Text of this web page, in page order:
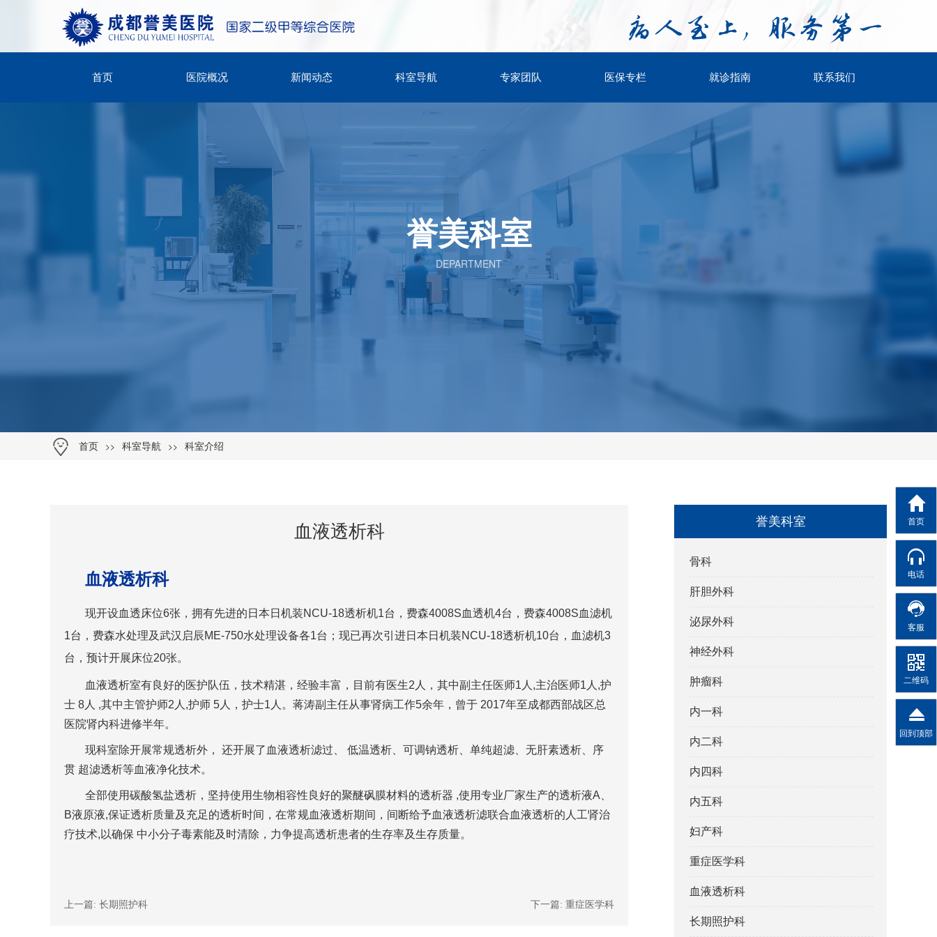
誉美科室
DEPARTMENT
首页 >> 科室导航 >> 科室介绍
血液透析科
血液透析科
现开设血透床位6张，拥有先进的日本日机装NCU-18透析机1台，费森4008S血透机4台，费森4008S血滤机
1台，费森水处理及武汉启辰ME-750水处理设备各1台；现已再次引进日本日机装NCU-18透析机10台，血滤机3
台，预计开展床位20张。
血液透析室有良好的医护队伍，技术精湛，经验丰富，目前有医生2 人，其中副主任医师1 人 ,主治医师1 人 ,护
士 8 人 ,其中主管护师2 人 ,护师 5 人，护士1 人。蒋涛副主任从事肾病工作5余年，曾于 2017年至成都西部战区总
医院肾内科进修半年。
现科室除开展常规透析外， 还开展了血液透析滤过、
低温透析、可调钠透析、单纯超滤、无肝素透析、序
贯 超滤透析等血液净化技术。
全部使用碳酸氢盐透析，坚持使用生物相容性良好的聚醚砜膜材料的透析器 ,使用专业厂家生产的透析液A
B液原液,保证透析质量及充足的透析时间，在常规血液透析期间，间断给予血液透析滤联合血液透析的人工肾治
疗技术, 以确保 中小分子毒素能及时清除，力争提高透析患者的生存率及生存质量。
上一篇: 长期照护科 下一篇: 重症医学科
誉美科室
骨科
肝胆外科
泌尿外科
神经外科
肿瘤科
内一科
内二科
内四科
内五科
妇产科
重症医学科
血液透析科
长期照护科
首页 医院概况 新闻动态 科室导航 专家团队 医保专栏 就诊指南 联系我们
首页
电话
客服
二维码
回到顶部